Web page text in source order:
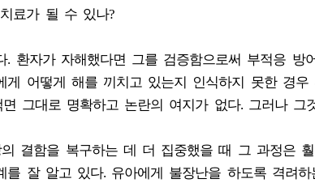
료가 될 수 있나?
. 환자가 자해했다면 그를 검증함으로써 부적응 방
게 어떻게 해를 끼치고 있는지 인식하지 못한 경
그대로 명확하고 논란의 여지가 없다. 그러나 그
의 결함을 복구하는 데 더 집중했을 때 그 과정은
를 잘 알고 있다. 유아에게 불장난을 하도록 격려